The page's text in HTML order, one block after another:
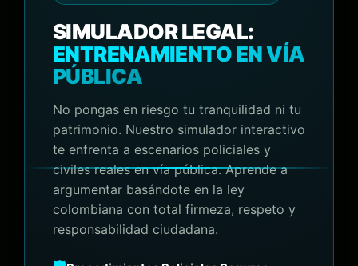
SIMULADOR LEGAL:
ENTRENAMIENTO EN VÍA
PÚBLICA
No pongas en riesgo tu tranquilidad ni tu
patrimonio. Nuestro simulador interactivo
te enfrenta a escenarios policiales y
civiles reales en vía pública. Aprende a
argumentar basándote en la ley
colombiana con total firmeza, respeto y
responsabilidad ciudadana.